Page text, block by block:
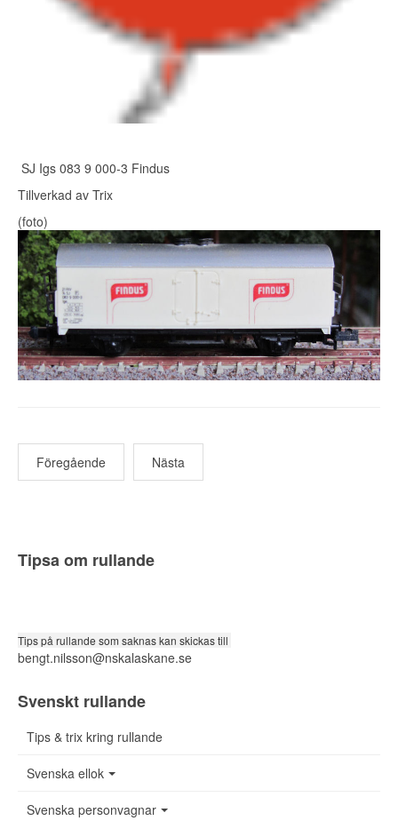
SJ Igs 083 9 000-3 Findus
Tillverkad av Trix
(foto)
Föregående Nästa
Tipsa om rullande
Tips på rullande som saknas kan skickas till
bengt.nilsson@nskalaskane.se
Svenskt rullande
Tips & trix kring rullande
Svenska ellok
Svenska personvagnar